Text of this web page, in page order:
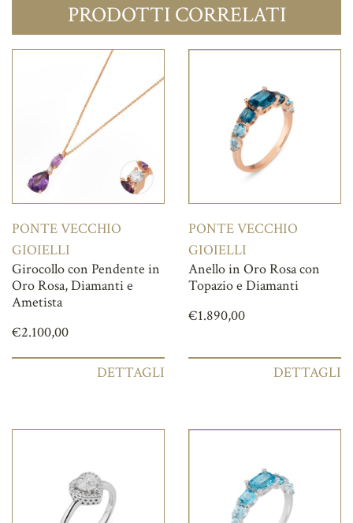
PRODOTTI CORRELATI
PONTE VECCHIO
GIOIELLI
Girocollo con Pendente in
Oro Rosa, Diamanti e
Ametista
€2.100,00
DETTAGLI
PONTE VECCHIO
GIOIELLI
Anello in Oro Rosa con
Topazio e Diamanti
€1.890,00
DETTAGLI